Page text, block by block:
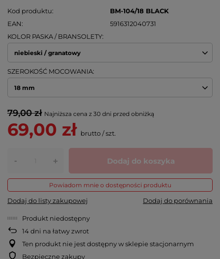
Kod produktu
BM-104/18 BLACK
EAN
5916312040731
KOLOR PASKA / BRANSOLETY
niebieski / granatowy
SZEROKOŚĆ MOCOWANIA
18 mm
79,00 zł Najniższa cena z 30 dni przed obniżką
69,00 zł brutto/szt.
- + Dodaj do koszyka
Powiadom mnie o dostępności produktu
Dodaj do listy zakupowej Dodaj do porównania
Produkt niedostępny
14dni na łatwy zwrot
Ten produkt nie jest dostępny w sklepie stacjonarnym
Bezpieczne zakupy